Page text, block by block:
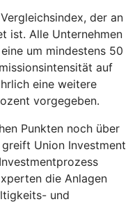
der an
ist. Alle Unternehmen
um mindestens 50
auf
eine weitere
vorgegeben.
Punkten noch über
Union Investment
die Anlagen
und